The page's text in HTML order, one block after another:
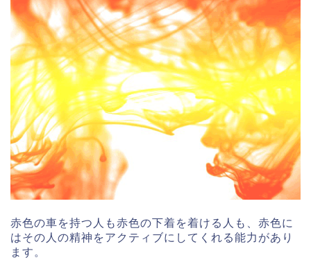
赤色の車を持つ人も赤色の下着を着ける人も、赤色に
はその人の精神をアクティブにしてくれる能力があり
ます。